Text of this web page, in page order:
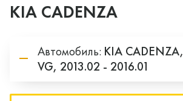
KIA CADENZA
Автомобиль: KIA CADENZA,
VG, 2013.02 - 2016.01